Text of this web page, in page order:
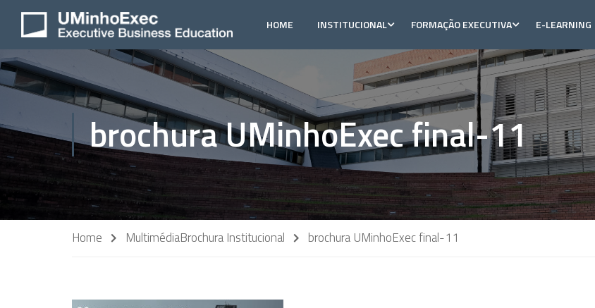
HOME INSTITUCIONAL FORMAÇÃO EXECUTIVA E-LEARNING
brochura UMinhoExec final-11
Home MultimédiaBrochura Institucional brochura UMinhoExec final-11